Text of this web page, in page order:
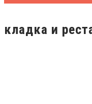
кладка и